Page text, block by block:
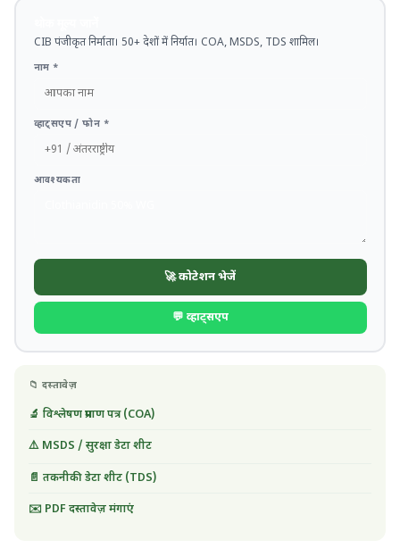
CIB पंजीकृत निर्माता। 50+ देशों में निर्यात। COA, MSDS, TDS शामिल।
नाम *
व्हाट्सएप / फोन *
आवश्यकता
🚀 कोटेशन भेजें
💬 व्हाट्सएप
📁 दस्तावेज़
🔬 विश्लेषण प्रमाण पत्र (COA)
⚠️ MSDS / सुरक्षा डेटा शीट
📄 तकनीकी डेटा शीट (TDS)
✉️ PDF दस्तावेज़ मंगाएं